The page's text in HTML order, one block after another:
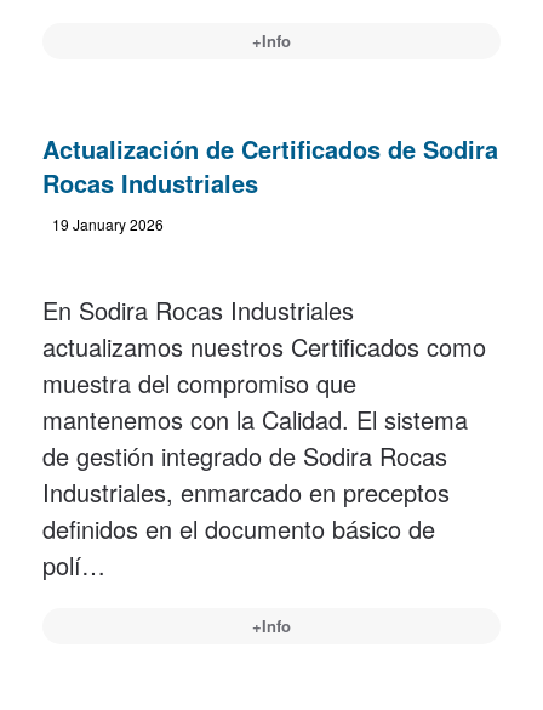
+Info
Actualización de Certificados de Sodira
Rocas Industriales
19 January 2026
En Sodira Rocas Industriales
actualizamos nuestros Certificados como
muestra del compromiso que
mantenemos con la Calidad. El sistema
de gestión integrado de Sodira Rocas
Industriales, enmarcado en preceptos
definidos en el documento básico de
polí…
+Info